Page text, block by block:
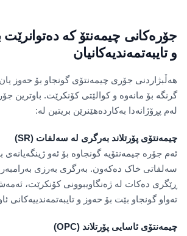
جۆرەکانی چیمەنتۆ کە دەتوانرێت
و تایبەتمەندیەکانیان
هەڵبژاردنی جۆری چیمەنتۆی گونجاو بۆ حەوز
گرنگە بۆ مانەوە و کوالێتی کۆنکرێت. باوترین
لەم پڕۆژانەدا بەکاردەهێنرێن بریتین لە:
چیمەنتۆی پۆرتلاند بەرگری لە سەلفات (SR)
ئەم جۆرە چیمەنتۆیە گونجاوە بۆ ئەو
سەلفاتی خاک دەکەون. بەرگری بەرزی بەرامبەر
ڕێگری دەکات لە ژەنگاویبوونی کۆنکرێت،
تەواو گونجاو بێت بۆ حەوز و تایبەتمەندییەکانی
چیمەنتۆی ئاسایی پۆرتلاند (OPC)